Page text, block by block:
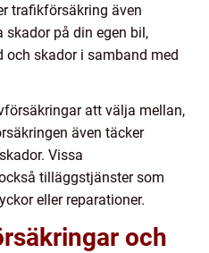
trafikförsäkring även
på din egen bil,
och skador i samband med
att välja mellan,
även täcker
Vissa
tilläggstjänster som
eller reparationer.
och